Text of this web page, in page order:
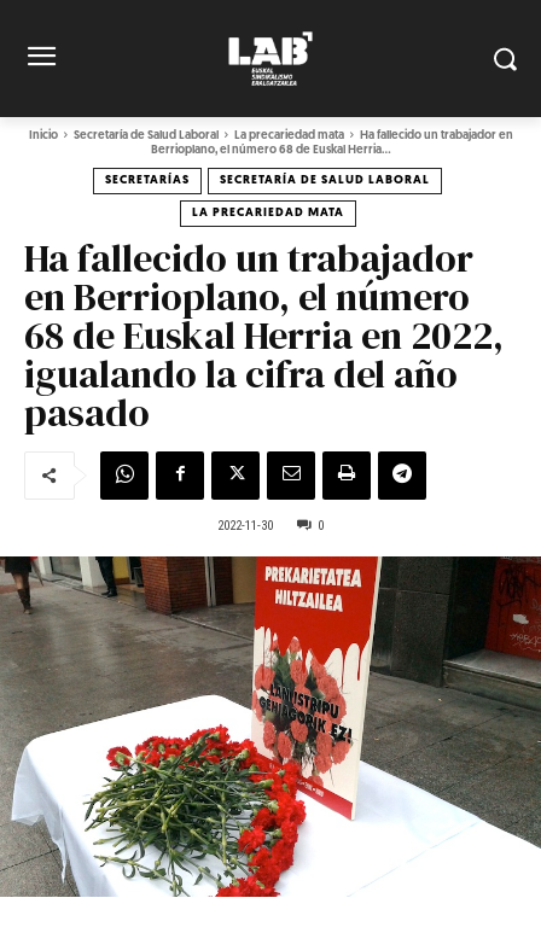
Inicio Secretaría de Salud Laboral La precariedad mata
Ha fallecido un trabajador en
Berrioplano, el número 68 de Euskal Herria...
SECRETARÍAS SECRETARÍA DE SALUD LABORAL
LA PRECARIEDAD MATA
Ha fallecido un trabajador
en Berrioplano, el número
68 de Euskal Herria en 2022,
igualando la cifra del año
pasado
2022-11-30 0